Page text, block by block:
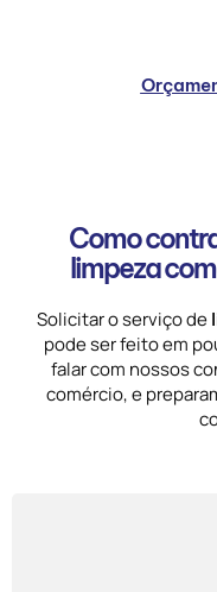
Como
limpeza
Solicitar o serviço de
pode ser feito em
falar com nossos
comércio, e